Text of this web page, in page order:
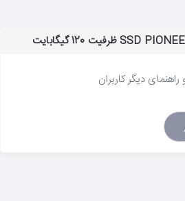
دیگر کاربران